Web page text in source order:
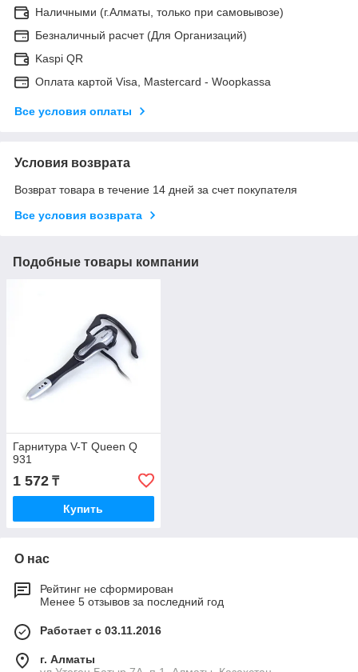
Наличными (г.Алматы, только при самовывозе)
Безналичный расчет (Для Организаций)
Kaspi QR
Оплата картой Visa, Mastercard - Woopkassa
Все условия оплаты
Условия возврата
Возврат товара в течение 14 дней за счет покупателя
Все условия возврата
Подобные товары компании
Гарнитура V-T Queen Q
931
1 572 ₸
Купить
О нас
Рейтинг не сформирован
Менее 5 отзывов за последний год
Работает с 03.11.2016
г. Алматы